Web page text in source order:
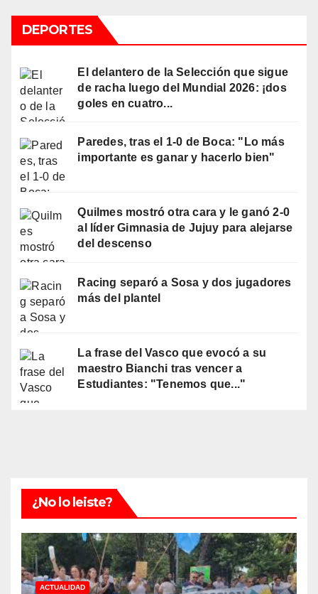
DEPORTES
El delantero de la Selección que sigue
de racha luego del Mundial 2026: ¡dos
goles en cuatro...
Paredes, tras el 1-0 de Boca: "Lo más
importante es ganar y hacerlo bien"
Quilmes mostró otra cara y le ganó 2-0
al líder Gimnasia de Jujuy para alejarse
del descenso
Racing separó a Sosa y dos jugadores
más del plantel
La frase del Vasco que evocó a su
maestro Bianchi tras vencer a
Estudiantes: "Tenemos que..."
¿No lo leiste?
ACTUALIDAD